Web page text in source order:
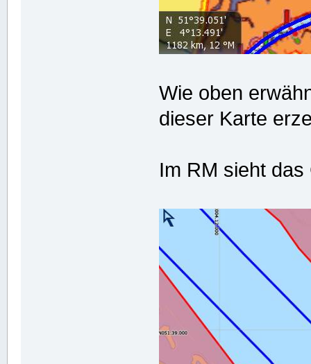
Wie oben
dieser Karte
Im RM sieht